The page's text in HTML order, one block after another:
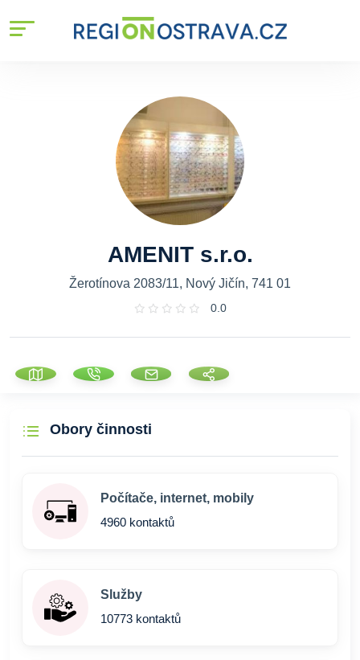
AMENIT s.r.o.
Žerotínova 2083/11, Nový Jičín, 741 01
0.0
Obory činnosti
Počítače, internet, mobily
4960 kontaktů
Služby
10773 kontaktů